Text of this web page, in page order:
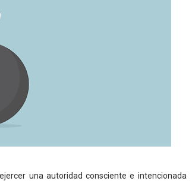
CON EL MUNDO
Y OCCIDENTAL
PERSONAS?
una autoridad consciente e intencionada